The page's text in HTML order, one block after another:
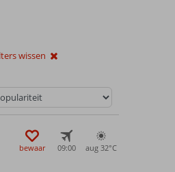
wissen
bewaar 09:00 aug 32°C